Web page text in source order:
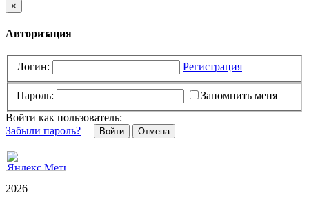
×
Авторизация
Логин: Регистрация
Пароль:
Запомнить меня
Войти как пользователь:
Забыли пароль?
Отмена
2026